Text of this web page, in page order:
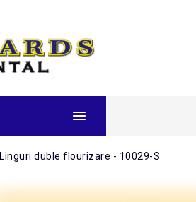
Linguri duble flourizare - 10029-S